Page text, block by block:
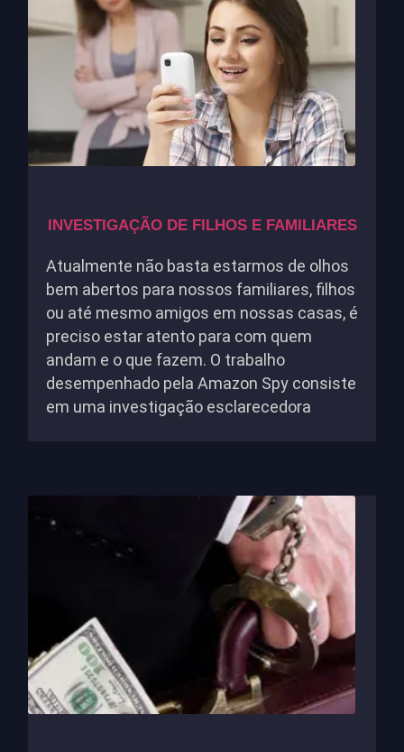
INVESTIGAÇÃO DE FILHOS E FAMILIARES
Atualmente não basta estarmos de olhos
bem abertos para nossos familiares, filhos
ou até mesmo amigos em nossas casas, é
preciso estar atento para com quem
andam e o que fazem. O trabalho
desempenhado pela Amazon Spy consiste
em uma investigação esclarecedora